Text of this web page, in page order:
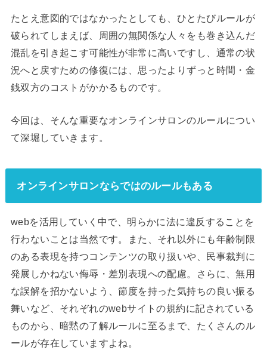
たとえ意図的ではなかったとしても、ひとたびルールが
破られてしまえば、周囲の無関係な人々をも巻き込んだ
混乱を引き起こす可能性が非常に高いですし、通常の状
況へと戻すための修復には、思ったよりずっと時間・金
銭双方のコストがかかるものです。
今回は、そんな重要なオンラインサロンのルールについ
て深堀していきます。
オンラインサロンならではのルールもある
webを活用していく中で、明らかに法に違反することを
行わないことは当然です。また、それ以外にも年齢制限
のある表現を持つコンテンツの取り扱いや、民事裁判に
発展しかねない侮辱・差別表現への配慮。さらに、無用
な誤解を招かないよう、節度を持った気持ちの良い振る
舞いなど、それぞれのwebサイトの規約に記されている
ものから、暗黙の了解ルールに至るまで、たくさんのル
ールが存在していますよね。